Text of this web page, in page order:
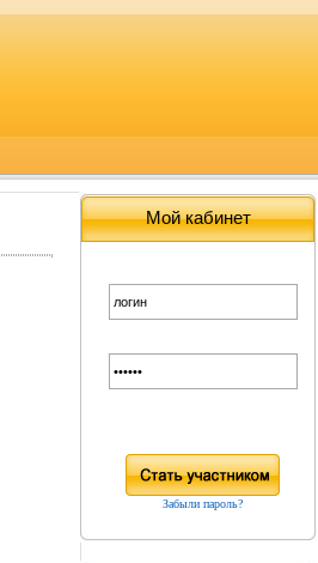
Мой кабинет
Забыли пароль?